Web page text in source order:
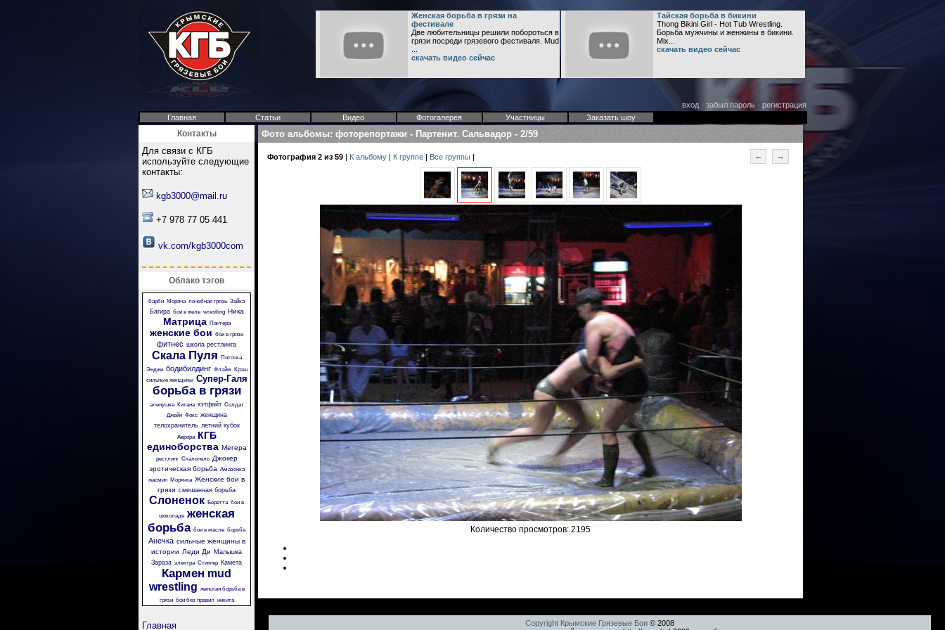
Женская борьба в грязи на
фестивале
Две любительницы решили побороться в
грязи посреди грязевого фестиваля. Mud
скачать видео сейчас
Тайская борьба в бикини
Thong Bikini Girl - Hot Tub Wrestling.
Борьба мужчины и женжины в бикини.
Mix...
скачать видео сейчас
вход· забыл пароль· регистрация
Главная
Статьи Видео Фотогалерея Участницы Заказать шоу
Контакты
Для связи с КГБ
используйте следующие
контакты:
kgb3000@mail.ru
+7 978 77 05 441
vk.com/kgb3000com
Облако тэгов
барби Моряча лечебная грязь Зайка
Багира бои в желе wrestling Ника
Матрица Пантера
женские бои бои в грязи
фитнес школа рестлинга
Скала Пуля
Пяточка
Энджи бодибилдинг Флэйм
Крэш
сильные женщины Супер-Галя
борьба в грязи
аленушка Китана кэтфайт Солдат
Джейн Фокс женщина
телохранитель летний кубок
Аврора
КГБ
единоборства Мегера
рестлинг Скальпель
Джокер
эротическая борьба Амазонка
жасмин Морячка Женские бои в
грязи смешанная борьба
Слоненок Беретта бои в
шоколаде женская
борьба бои в масле борьба
Анечка сильные женщины в
истории Леди Ди Малышка
Зараза электра Стингер Камета
Кармен mud
wrestling женская борьба в
грязи бои без правил никита
Главная
Фото альбомы: фоторепортажи - Партенит. Сальвадор - 2/59
Фотография 2 из 59 | К альбому | К группе | Все группы | ← →
Количество просмотров: 2195
Copyright Крымские Грязевые Бои © 2008